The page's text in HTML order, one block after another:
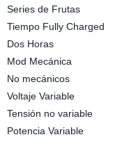
Series de Frutas
Tiempo Fully Charged
Dos Horas
Mod Mecánica
No mecánicos
Voltaje Variable
Tensión no variable
Potencia Variable